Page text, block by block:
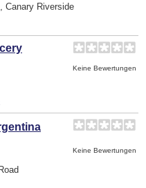
Canary Riverside
Keine Bewertungen
Keine Bewertungen